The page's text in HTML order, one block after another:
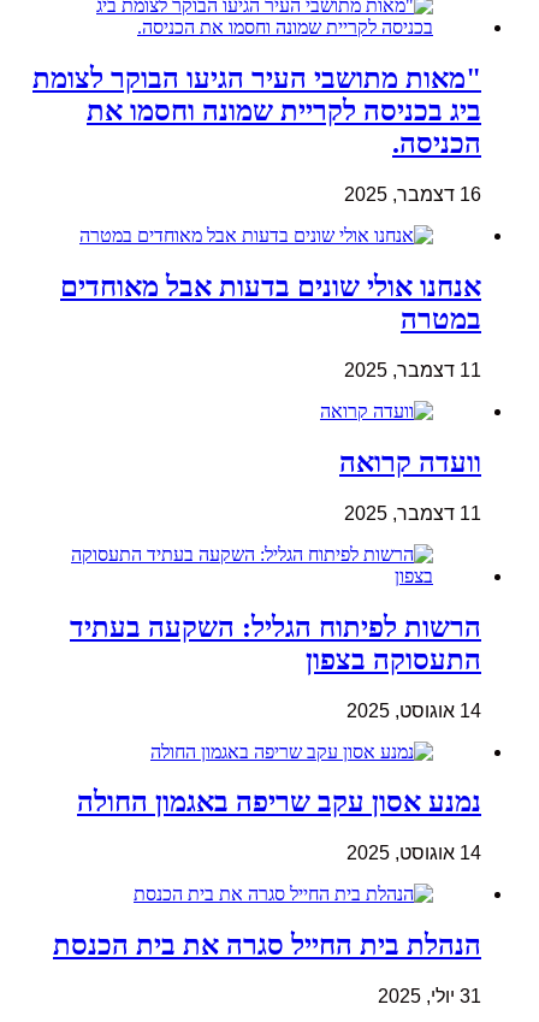
"מאות מתושבי העיר הגיעו הבוקר לצומת
ביג בכניסה לקריית שמונה וחסמו את
הכניסה.
16 דצמבר, 2025
אנחנו אולי שונים בדעות אבל מאוחדים
במטרה
11 דצמבר, 2025
וועדה קרואה
11 דצמבר, 2025
הרשות לפיתוח הגליל: השקעה בעתיד
התעסוקה בצפון
14 אוגוסט, 2025
נמנע אסון עקב שריפה באגמון החולה
14 אוגוסט, 2025
הנהלת בית החייל סגרה את בית הכנסת
31 יולי, 2025